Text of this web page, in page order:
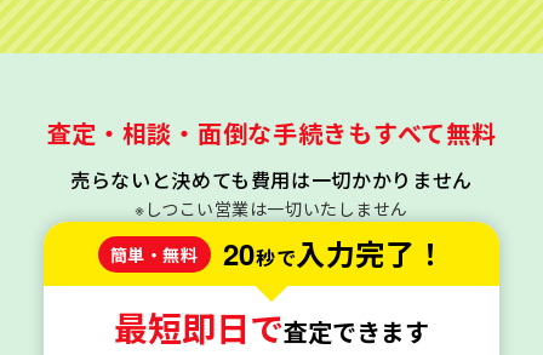
査定・相談・面倒な手続きもすべて無料
売らないと決めても費用は一切かかりません
※しつこい営業は一切いたしません
簡単・無料
20秒で入力完了！
最短即日で査定できます